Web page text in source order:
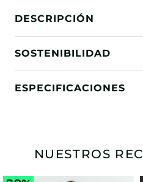
DESCRIPCIÓN
SOSTENIBILIDAD
ESPECIFICACIONES
NUESTROS